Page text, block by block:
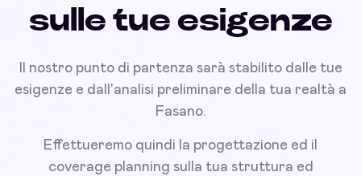
sulle tue esigenze
Il nostro punto di partenza sarà stabilito dalle tue
esigenze e dall'analisi preliminare della tua realtà a
Fasano.
Effettueremo quindi la progettazione ed il
coverage planning sulla tua struttura ed